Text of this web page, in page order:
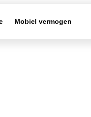
Mobiel vermogen